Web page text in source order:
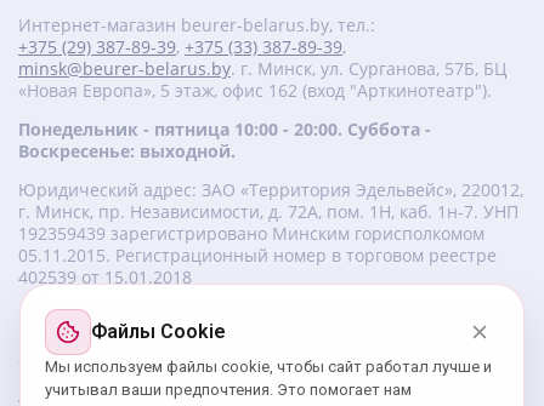
Интернет-магазин beurer-belarus.by, тел.:
+375 (29) 387-89-39, +375 (33) 387-89-39,
minsk@beurer-belarus.by. г. Минск, ул. Сурганова, 57Б, БЦ
«Новая Европа», 5 этаж, офис 162 (вход "Арткинотеатр").
Понедельник - пятница 10:00 - 20:00. Суббота -
Воскресенье: выходной.
Юридический адрес: ЗАО «Территория Эдельвейс», 220012,
г. Минск, пр. Независимости, д. 72А, пом. 1Н, каб. 1н-7. УНП
‎192359439 зарегистрировано Минским горисполкомом
05.11.2015. Регистрационный номер в торговом реестре
402539 от 15.01.2018
Изготовитель beurer: Бойрер Гмбх, Софлингер штрассе 218,
89077-УЛМ, Германия.
Импортер: ЗАО «Территория Эдельвейс», 220056, г. Минск,
Файлы Cookie
Мы используем файлы cookie, чтобы сайт работал лучше и
учитывал ваши предпочтения. Это помогает нам